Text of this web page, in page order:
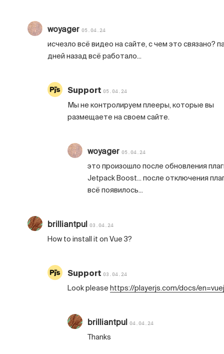
woyager 05.04.24
исчезло всё видео на сайте, с чем это связано?
дней назад всё работало...
Support 05.04.24
Мы не контролируем плееры, которые вы
размещаете на своем сайте.
woyager 05.04.24
это произошло после обновления
Jetpack Boost... после отключения
всё появилось...
brilliantpul 03.04.24
How to install it on Vue 3?
Support 03.04.24
Look please https://playerjs.com/docs/
brilliantpul 04.04.24
Thanks